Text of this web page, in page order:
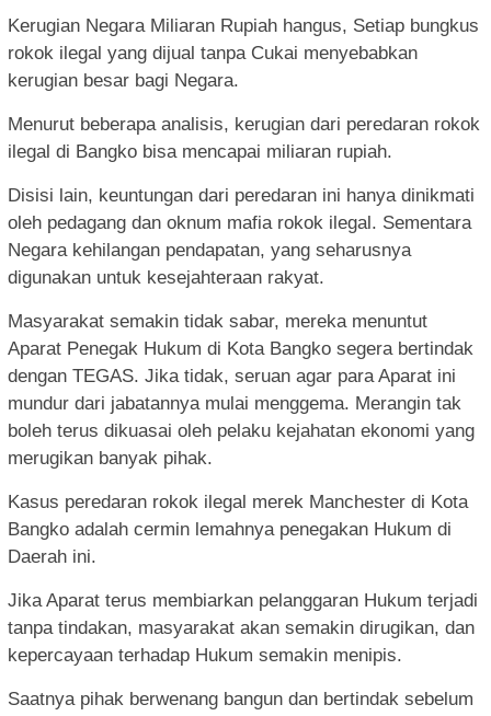
Kerugian Negara Miliaran Rupiah hangus, Setiap bungkus
rokok ilegal yang dijual tanpa Cukai menyebabkan
kerugian besar bagi Negara.
Menurut beberapa analisis, kerugian dari peredaran rokok
ilegal di Bangko bisa mencapai miliaran rupiah.
Disisi lain, keuntungan dari peredaran ini hanya dinikmati
oleh pedagang dan oknum mafia rokok ilegal. Sementara
Negara kehilangan pendapatan, yang seharusnya
digunakan untuk kesejahteraan rakyat.
Masyarakat semakin tidak sabar, mereka menuntut
Aparat Penegak Hukum di Kota Bangko segera bertindak
dengan TEGAS. Jika tidak, seruan agar para Aparat ini
mundur dari jabatannya mulai menggema. Merangin tak
boleh terus dikuasai oleh pelaku kejahatan ekonomi yang
merugikan banyak pihak.
Kasus peredaran rokok ilegal merek Manchester di Kota
Bangko adalah cermin lemahnya penegakan Hukum di
Daerah ini.
Jika Aparat terus membiarkan pelanggaran Hukum terjadi
tanpa tindakan, masyarakat akan semakin dirugikan, dan
kepercayaan terhadap Hukum semakin menipis.
Saatnya pihak berwenang bangun dan bertindak sebelum